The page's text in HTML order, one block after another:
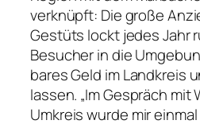
verknüpft: Die große
Gestüts lockt jedes Jahr
Besucher in die
bares Geld im Landkreis
lassen. „Im Gespräch mit
Umkreis wurde mir